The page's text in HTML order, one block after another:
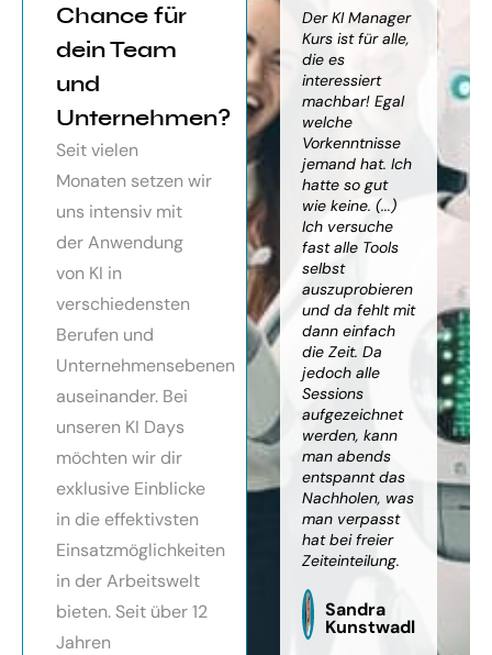
Chance für
dein Team
und
Unternehmen?
Seit vielen
Monaten setzen wir
uns intensiv mit
der Anwendung
von KI in
verschiedensten
Berufen und
Unternehmensebenen
auseinander. Bei
unseren KI Days
möchten wir dir
exklusive Einblicke
in die effektivsten
Einsatzmöglichkeiten
in der Arbeitswelt
bieten. Seit über 12
Jahren
von
sehr
die
von KI
von
Elisabeth
Der KI Manager
mich sehr
toller Überblick
über alles, was
mit kleinem
Ausblick.
Auf alle Fragen
teilweise
wurden für
Probleme noch
Anleitungen
bereitgestellt.
Monika
Vietz
Der KI Manager
Kurs ist für alle,
die es
interessiert
machbar! Egal
welche
Vorkenntnisse
jemand hat. Ich
hatte so gut
wie keine. (...)
Ich versuche
fast alle Tools
selbst
auszuprobieren
und da fehlt mit
dann einfach
die Zeit. Da
jedoch alle
Sessions
aufgezeichnet
werden, kann
man abends
entspannt das
Nachholen, was
man verpasst
hat bei freier
Zeiteinteilung.
Sandra
Kunstwadl
zu